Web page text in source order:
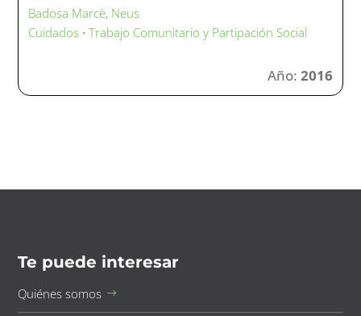
Badosa Marcè, Neus
Cuidados ·Trabajo Comunitario y Partipación Social
Año: 2016
Te puede interesar
Quiénes somos